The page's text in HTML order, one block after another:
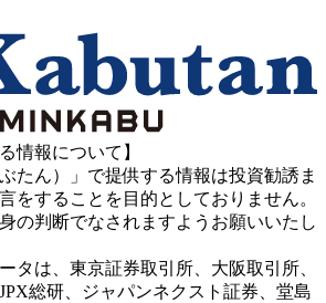
情報について】
たん）」で提供する情報は投資勧誘ま
をすることを目的としておりません。
の判断でなされますようお願いいたし
タは、東京証券取引所、大阪取引所、
総研、ジャパンネクスト証券、堂島